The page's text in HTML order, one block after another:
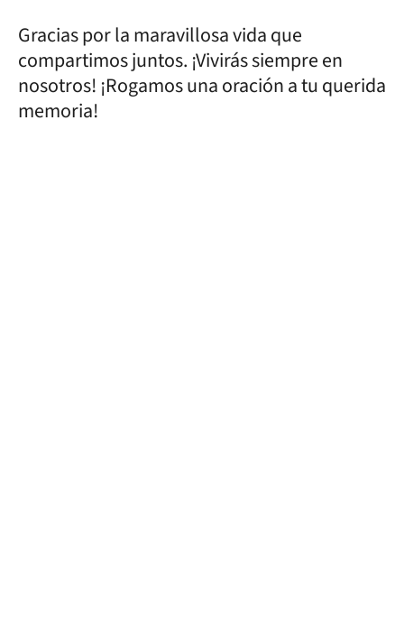
Gracias por la maravillosa vida que
compartimos juntos. ¡Vivirás siempre en
nosotros! ¡Rogamos una oración a tu querida
memoria!